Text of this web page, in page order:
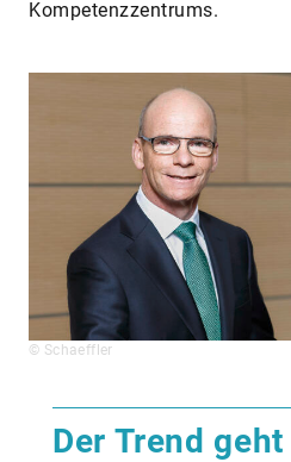
Kompetenzzentrums.
© Schaeffler
Der Trend